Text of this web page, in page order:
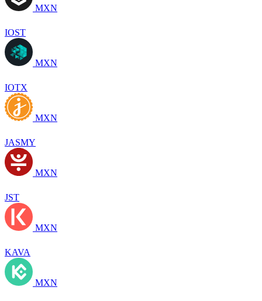
MXN
IOST
MXN
IOTX
MXN
JASMY
MXN
JST
MXN
KAVA
MXN